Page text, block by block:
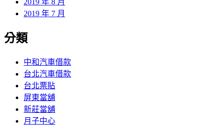
2019 年 8 月
2019 年 7 月
分類
中和汽車借款
台北汽車借款
台北票貼
屏東當舖
新莊當舖
月子中心